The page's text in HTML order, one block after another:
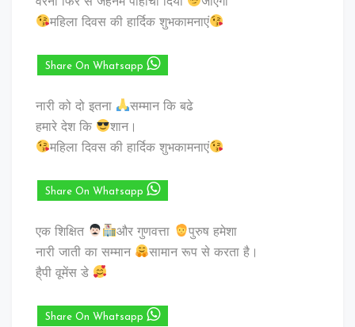
महिला दिवस की हार्दिक शुभकामनाएं
Share On Whatsapp
नारी को दो इतना
सम्मान कि बढे
हमारे देश कि
शान।
महिला दिवस की हार्दिक शुभकामनाएं
Share On Whatsapp
एक शिक्षित और गुणवत्ता
पुरुष हमेशा
नारी जाती का सम्मान
सामान रूप से करता है।
है्पी वूमेंस डे
Share On Whatsapp